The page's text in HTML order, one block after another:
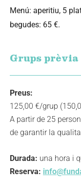
Menú: aperitiu, 5
begudes: 65 €.
Grups
Preus:
125,00 €/grup
A partir de 25
de garantir la
Durada: una hora i
Reserva: